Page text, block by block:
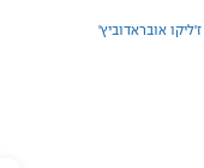
ז'ליקו אובראדוביץ'